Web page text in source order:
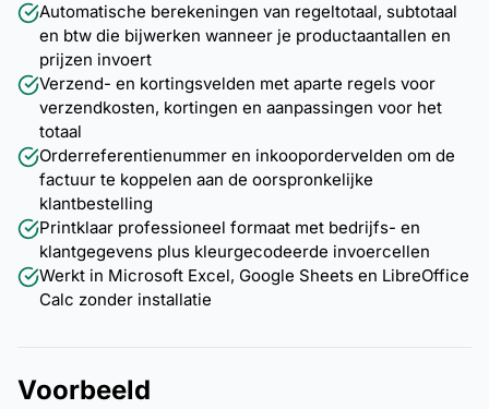
Automatische berekeningen van regeltotaal, subtotaal
en btw die bijwerken wanneer je productaantallen en
prijzen invoert
Verzend- en kortingsvelden met aparte regels voor
verzendkosten, kortingen en aanpassingen voor het
totaal
Orderreferentienummer en inkoopordervelden om de
factuur te koppelen aan de oorspronkelijke
klantbestelling
Printklaar professioneel formaat met bedrijfs- en
klantgegevens plus kleurgecodeerde invoercellen
Werkt in Microsoft Excel, Google Sheets en LibreOffice
Calc zonder installatie
Voorbeeld